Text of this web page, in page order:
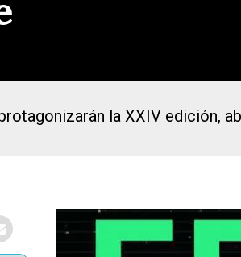
para buscar o ESC para cerrar
la XXIV edición,